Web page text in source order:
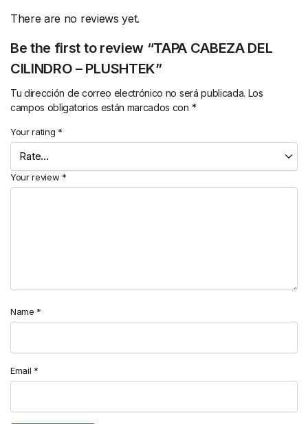
There are no reviews yet.
Be the first to review “TAPA CABEZA DEL
CILINDRO – PLUSHTEK”
Tu dirección de correo electrónico no será publicada. Los
campos obligatorios están marcados con *
Your rating *
Your review *
Name *
Email *